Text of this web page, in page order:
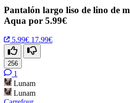
Pantalón largo liso de lino de
Aqua por 5.99€
5.99€ 17.99€
256
1
Lunam
Lunam